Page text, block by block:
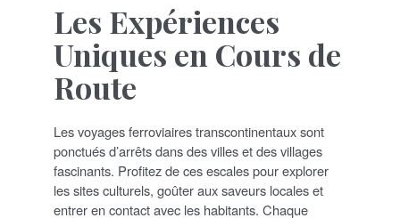
Les Expériences
Uniques en Cours de
Route
Les voyages ferroviaires transcontinentaux sont
ponctués d’arrêts dans des villes et des villages
fascinants. Profitez de ces escales pour explorer
les sites culturels, goûter aux saveurs locales et
entrer en contact avec les habitants. Chaque